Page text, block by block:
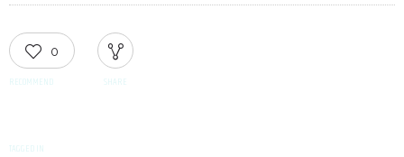
0
RECOMMEND SHARE
TAGGED IN